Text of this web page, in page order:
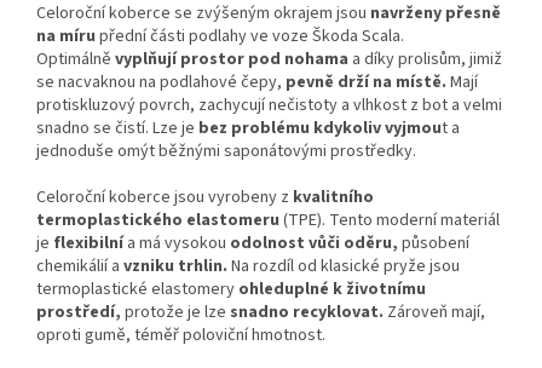
Celoroční koberce se zvýšeným okrajem jsou navrženy přesně
na míru přední části podlahy ve voze Škoda Scala.
Optimálně vyplňují prostor pod nohama a díky prolisům, jimiž
se nacvaknou na podlahové čepy, pevně drží na místě. Mají
protiskluzový povrch, zachycují nečistoty a vlhkost z bot a velmi
snadno se čistí. Lze je bez problému kdykoliv vyjmout a
jednoduše omýt běžnými saponátovými prostředky.
Celoroční koberce jsou vyrobeny z kvalitního
termoplastického elastomeru (TPE). Tento moderní materiál
je flexibilní a má vysokou odolnost vůči oděru, působení
chemikálií a vzniku trhlin. Na rozdíl od klasické pryže jsou
termoplastické elastomery ohleduplné k životnímu
prostředí, protože je lze snadno recyklovat. Zároveň mají,
oproti gumě, téměř poloviční hmotnost.